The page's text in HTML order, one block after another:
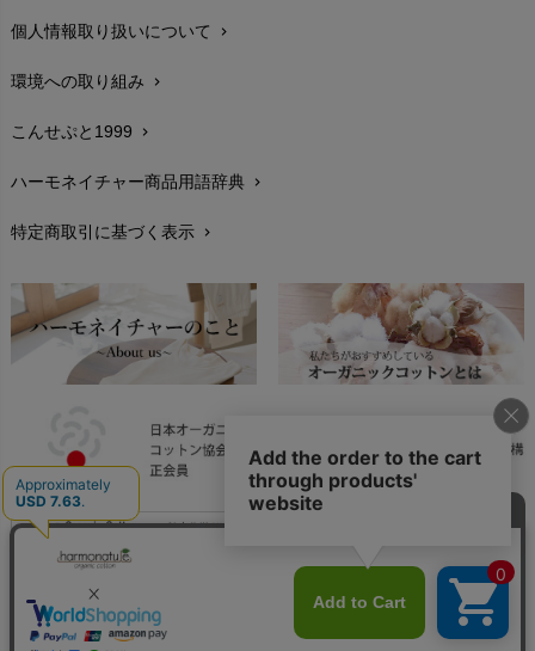
サイズ・寸法chevron_right
生地・素材chevron_right
お手入れについて
レビューを書こうchevron_right
返品交換chevron_right
FAXでのご注文
お問い合わせchevron_right
個人情報取り扱いについて chevron_right
環境への取り組み chevron_right
こんせぷと1999 chevron_right
ハーモネイチャー商品用語辞典 chevron_right
特定商取引に基づく表示 chevron_right